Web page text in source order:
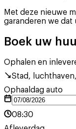
Met deze nieuwe
garanderen we dat
Boek uw
Ophalen en
Stad,
Ophaaldag auto
08:30